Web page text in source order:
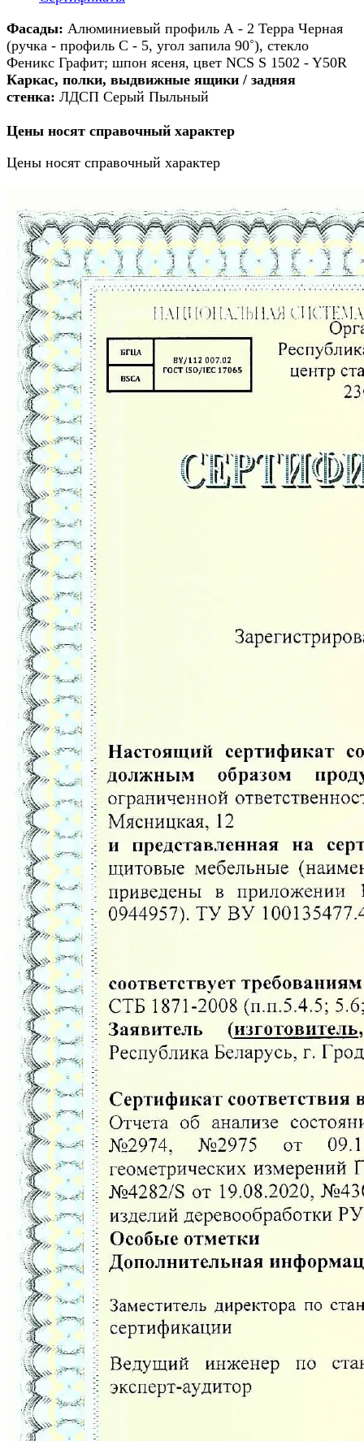
Фасады: Алюминиевый профиль А - 2 Терра Черная
(ручка - профиль С - 5, угол запила 90˚), стекло
Феникс Графит; шпон ясеня, цвет NCS S 1502 - Y50R
Каркас, полки, выдвижные ящики / задняя
стенка: ЛДСП Серый Пыльный
Цены носят справочный характер
Цены носят справочный характер